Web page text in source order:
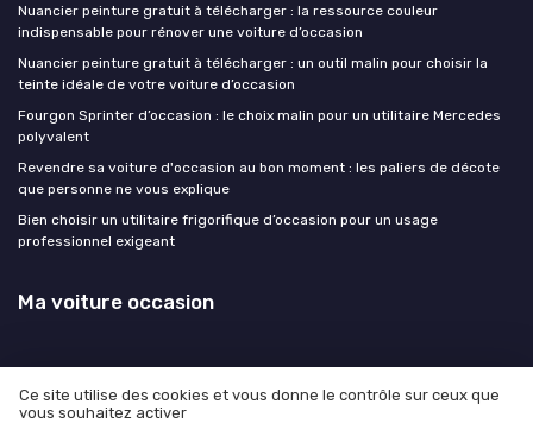
Nuancier peinture gratuit à télécharger : la ressource couleur
indispensable pour rénover une voiture d’occasion
Nuancier peinture gratuit à télécharger : un outil malin pour choisir la
teinte idéale de votre voiture d’occasion
Fourgon Sprinter d’occasion : le choix malin pour un utilitaire Mercedes
polyvalent
Revendre sa voiture d'occasion au bon moment : les paliers de décote
que personne ne vous explique
Bien choisir un utilitaire frigorifique d’occasion pour un usage
professionnel exigeant
Ma voiture occasion
Ce site utilise des cookies et vous donne le contrôle sur ceux que
vous souhaitez activer